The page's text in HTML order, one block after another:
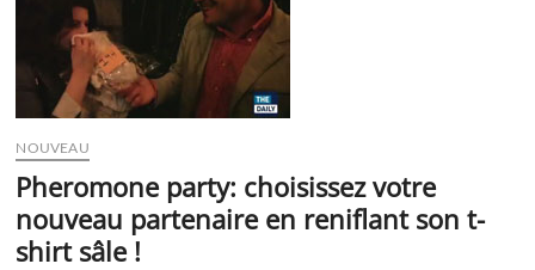
NOUVEAU
Pheromone party: choisissez votre
nouveau partenaire en reniflant son t-
shirt sâle !